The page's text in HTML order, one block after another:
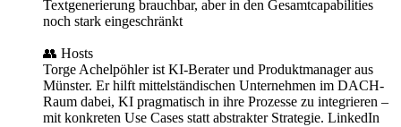
Textgenerierung brauchbar, aber in den Gesamtcapabilities
noch stark eingeschränkt
👥 Hosts
Torge Achelpöhler ist KI-Berater und Produktmanager aus
Münster. Er hilft mittelständischen Unternehmen im DACH-
Raum dabei, KI pragmatisch in ihre Prozesse zu integrieren –
mit konkreten Use Cases statt abstrakter Strategie. LinkedIn